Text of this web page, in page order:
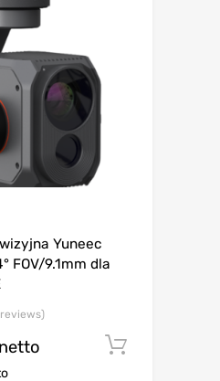
Yuneec
FOV/9.1mm dla
netto